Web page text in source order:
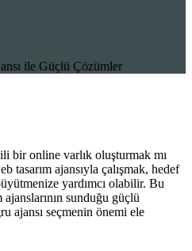
ile Güçlü Çözümler
bir online varlık oluşturmak mı
tasarım ajansıyla çalışmak, hedef
yardımcı olabilir. Bu
sunduğu güçlü
ajansı seçmenin önemi ele